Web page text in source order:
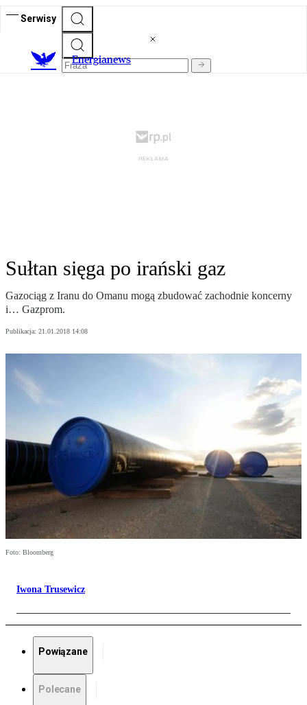
Serwisy
Energianews
Sułtan sięga po irański gaz
Gazociąg z Iranu do Omanu mogą zbudować zachodnie koncerny
i… Gazprom.
Publikacja: 21.01.2018 14:08
Foto: Bloomberg
Iwona Trusewicz
Powiązane
Polecane